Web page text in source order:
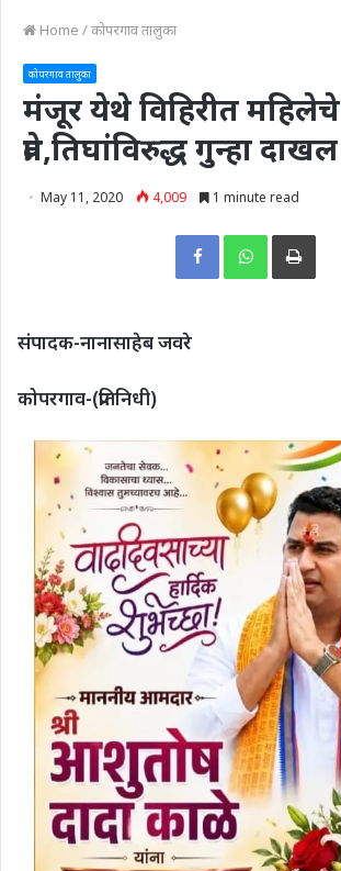
Home /कोपरगाव तालुका
कोपरगाव तालुका
मंजूर येथे विहिरीत महिलेचे
प्रेत,तिघांविरुद्ध गुन्हा दाखल
May 11, 2020 4,009 1 minute read
Print
संपादक-नानासाहेब जवरे
कोपरगाव-(प्रतिनिधी)